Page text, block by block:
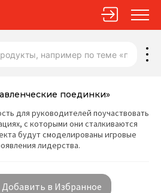
поединки»
для руководителей поучаствовать
с которыми они сталкиваются
будут смоделированы игровые
лидерства.
Добавить в Избранное